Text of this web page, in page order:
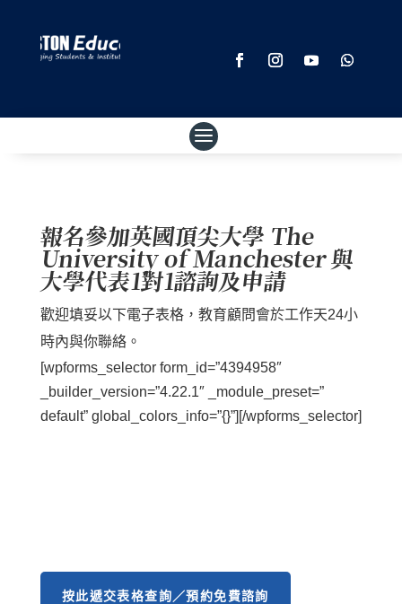
報名參加英國頂尖大學 The
University of Manchester 與
大學代表1對1諮詢及申請
歡迎填妥以下電子表格，教育顧問會於工作天24小
時內與你聯絡。
[wpforms_selector form_id=”4394958″
_builder_version=”4.22.1″ _module_preset=”
default” global_colors_info=”{}”][/wpforms_selector]
按此遞交表格查詢／預約免費諮詢